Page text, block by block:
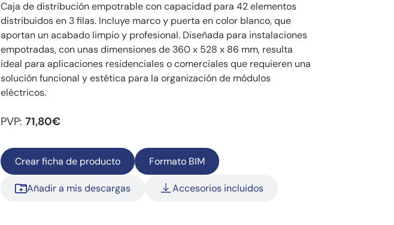
Caja de distribución empotrable con capacidad para 42 elementos
distribuidos en 3 filas. Incluye marco y puerta en color blanco, que
aportan un acabado limpio y profesional. Diseñada para instalaciones
empotradas, con unas dimensiones de 360 x 528 x 86 mm, resulta
ideal para aplicaciones residenciales o comerciales que requieren una
solución funcional y estética para la organización de módulos
eléctricos.
PVP: 71,80€
Crear ficha de producto Formato BIM
Añadir a mis descargas Accesorios incluidos